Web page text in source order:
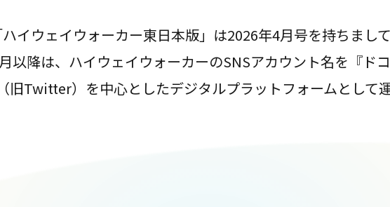
イウェイウォーカー東日本版」は2026年4月号を持ちまし
以降は、ハイウェイウォーカーのSNSアカウント名を『ド
旧Twitter）を中心としたデジタルプラットフォームとして